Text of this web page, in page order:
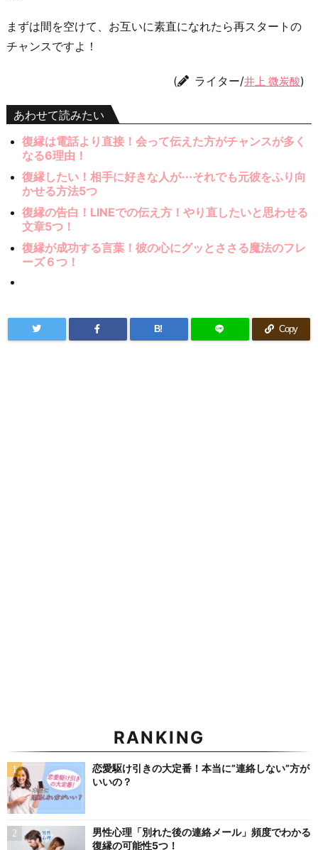
まずは間を空けて、お互いに素直になれたら再スタートの
チャンスですよ！
( ライター/井上 微炭酸)
あわせて読みたい
復縁は電話より直接！会って伝えた方がチャンスが多く
なる6理由！
復縁したい！相手に好きな人が⋯それでも元彼をふり向
かせる方法5つ
復縁の告白！LINEでの伝え方！やり直したいと思わせる
文章5つ！
復縁が成功する言葉！彼の心にグッとささる魔法のフレ
ーズ６つ！
B! Copy
RANKING
恋愛駆け引きの大定番！本当に”連絡しない”方が
いいの？
男性心理「別れた後の連絡メール」頻度でわかる
復縁の可能性5つ！